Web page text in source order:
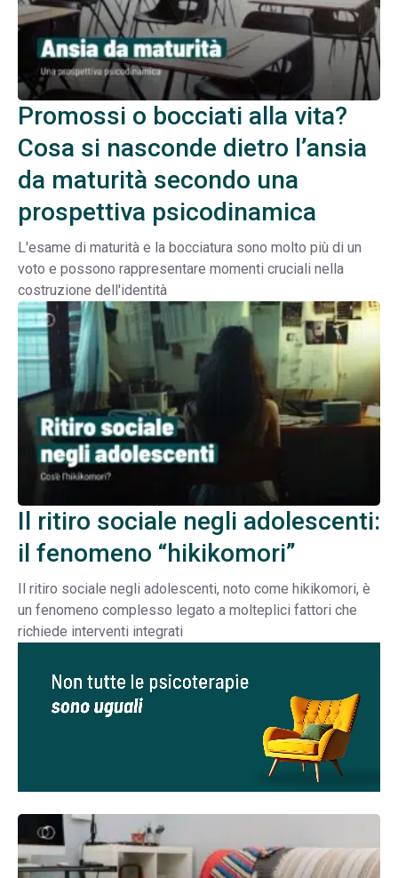
Promossi o bocciati alla vita?
Cosa si nasconde dietro l’ansia
da maturità secondo una
prospettiva psicodinamica
L'esame di maturità e la bocciatura sono molto più di un
voto e possono rappresentare momenti cruciali nella
costruzione dell'identità
Il ritiro sociale negli adolescenti:
il fenomeno “hikikomori”
Il ritiro sociale negli adolescenti, noto come hikikomori, è
un fenomeno complesso legato a molteplici fattori che
richiede interventi integrati